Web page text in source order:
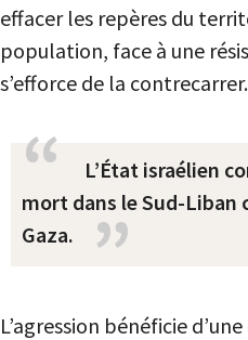
effacer les repères du
population, face à une
s’efforce de la contrecarrer.
L’État israélien
mort dans le Sud-Liban
Gaza.
L’agression bénéficie